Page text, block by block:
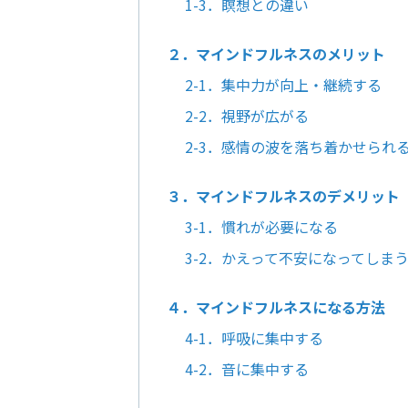
２．マインドフルネスのメリット
2-1．集中力が向上・継続する
2-2．視野が広がる
2-3．感情の波を落ち着かせられる
３．マインドフルネスのデメリット
3-1．慣れが必要になる
3-2．かえって不安になってしま
４．マインドフルネスになる方法
4-1．呼吸に集中する
4-2．音に集中する